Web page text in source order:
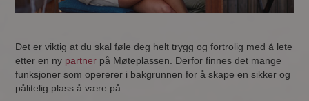
Det er viktig at du skal føle deg helt trygg og fortrolig med å lete
etter en ny partner på Møteplassen. Derfor finnes det mange
funksjoner som opererer i bakgrunnen for å skape en sikker og
pålitelig plass å være på.